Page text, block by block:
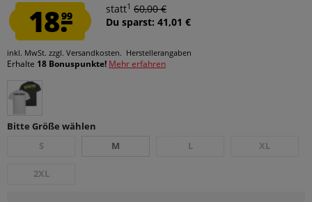
18.99
statt1 60,00 €
Du sparst: 41,01 €
inkl. MwSt. zzgl. Versandkosten. Herstellerangaben
Erhalte 18 Bonuspunkte! Mehr erfahren
Bitte Größe wählen
S
M L XL
2XL